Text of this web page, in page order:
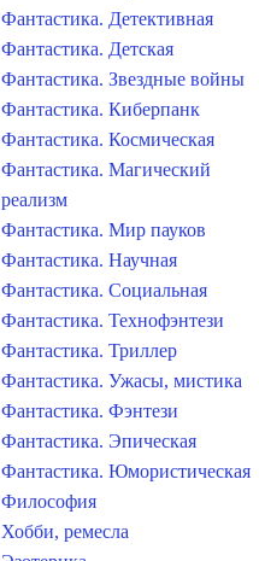
Фантастика. Детективная
Фантастика. Детская
Фантастика. Звездные войны
Фантастика. Киберпанк
Фантастика. Космическая
Фантастика. Магический
реализм
Фантастика. Мир пауков
Фантастика. Научная
Фантастика. Социальная
Фантастика. Технофэнтези
Фантастика. Триллер
Фантастика. Ужасы, мистика
Фантастика. Фэнтези
Фантастика. Эпическая
Фантастика. Юмористическая
Философия
Хобби, ремесла